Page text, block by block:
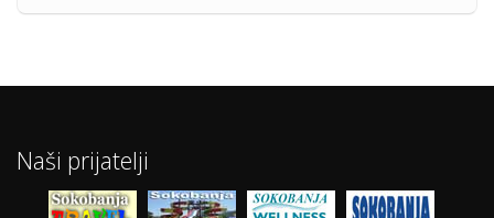
Naši prijatelji